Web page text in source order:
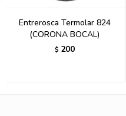
Entrerosca Termolar 824
(CORONA BOCAL)
$ 200